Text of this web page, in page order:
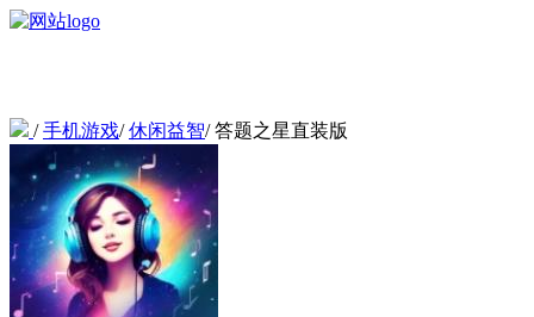
/手机游戏/休闲益智/答题之星直装版